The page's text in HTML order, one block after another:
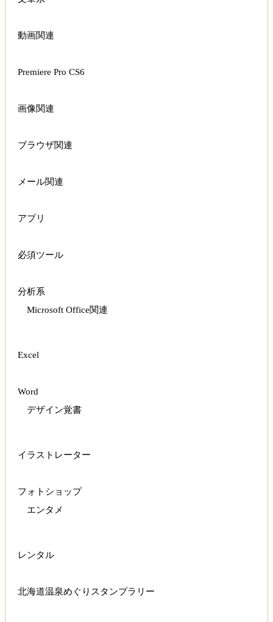
動画関連
Premiere Pro CS6
画像関連
ブラウザ関連
メール関連
アプリ
必須ツール
分析系
Microsoft Office関連
Excel
Word
デザイン覚書
イラストレーター
フォトショップ
エンタメ
レンタル
北海道温泉めぐりスタンプラリー